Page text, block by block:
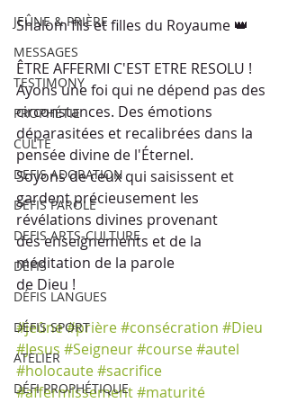
JEÛNE & PRIÈRE
MESSAGES
TESTIMONY
PROPHÉTIE
CULTE
DEFIS ADORATION
DEFIS PAROLE
DEFIS ARTS-CULTURE
DÉFIS
DÉFIS LANGUES
DÉFIS SPORT
ATELIER
DÉFI PROPHÉTIQUE
Shalom fils et filles du Royaume 👑
ÊTRE AFFERMI C'EST ETRE RESOLU !
Ayons une foi qui ne dépend pas des
circonstances. Des émotions
déparasitées et recalibrées dans la
pensée divine de l'Éternel.
Soyons de ceux qui saisissent et
gardent précieusement les
révélations divines provenant
des enseignements et de la
méditation de la parole
de Dieu !
#jeûne#prière#consécration #Dieu
#Jesus #Seigneur#course#autel
#holocaute#sacrifice
#affermissement#maturité